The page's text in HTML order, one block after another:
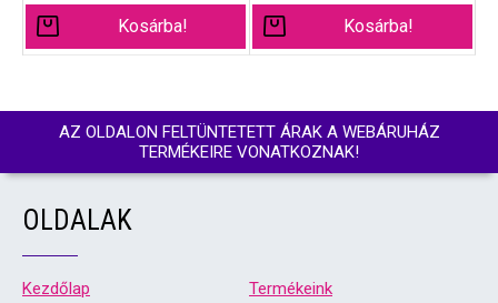
Kosárba! Kosárba!
AZ OLDALON FELTÜNTETETT ÁRAK A WEBÁRUHÁZ
TERMÉKEIRE VONATKOZNAK!
OLDALAK
Kezdőlap
Termékeink